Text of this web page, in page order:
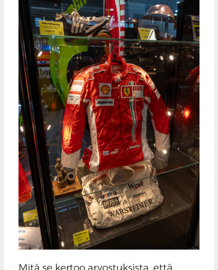
Mitä se kertoo arvostuksista, että